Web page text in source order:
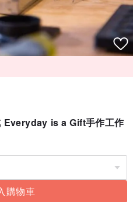
Everyday is a Gift手作工作
購物車